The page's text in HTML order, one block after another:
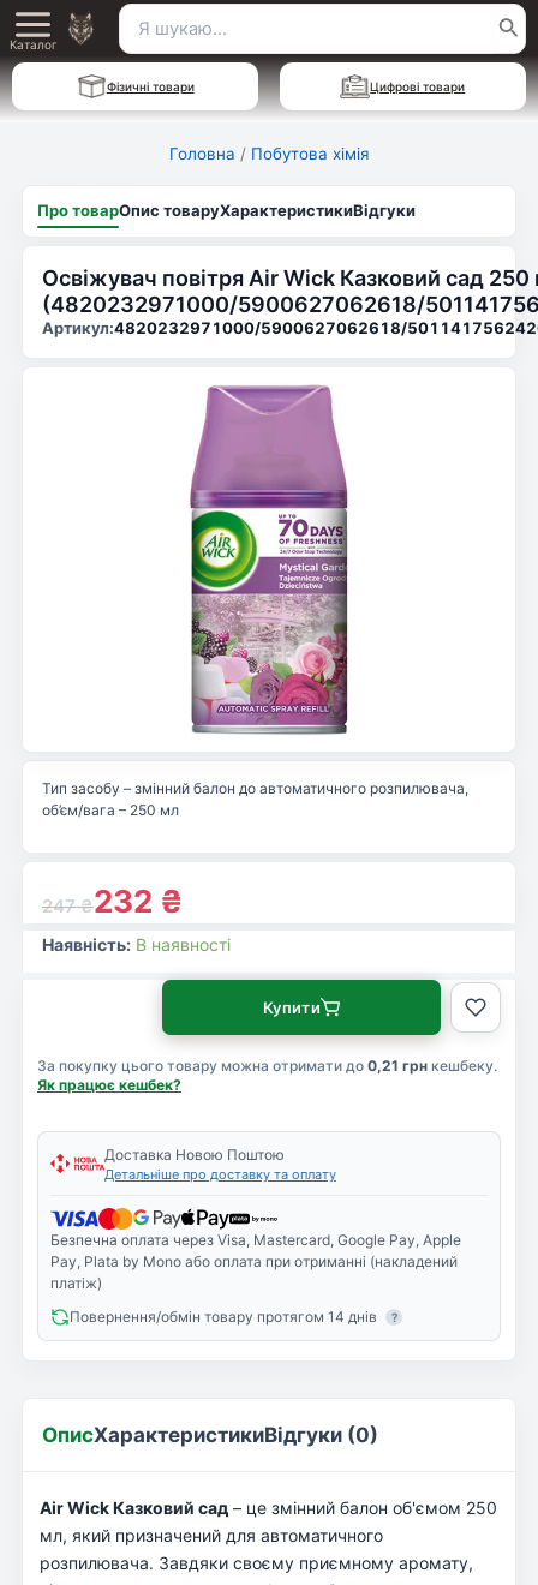
Перейти
до
вмісту
Main
Menu
Каталог
Пошук
для:
Фізичні товари Цифрові товари
Головна / Побутова хімія
Про товарОпис товаруХарактеристикиВідгуки
Освіжувач повітря Air Wick Казковий сад 250
(4820232971000/5900627062618/
Артикул:4820232971000/5900627062618/
247₴232 ₴
Тип засобу – змінний балон до автоматичного розпилювача,
об’єм/вага – 250 мл
Наявність: В наявності
За покупку цього товару можна отримати до 0,21 грн кешбеку.
Як працює кешбек?
Купити
Доставка Новою Поштою
Детальніше про доставку та оплату
Безпечна оплата через Visa, Mastercard, Google Pay, Apple
Pay, Plata by Mono або оплата при отриманні (накладений
платіж)
Повернення/обмін товару протягом 14 днів
?
ОписХарактеристикиВідгуки (0)
Air Wick Казковий сад – це змінний балон об'ємом 250
мл, який призначений для автоматичного
розпилювача. Завдяки своєму приємному аромату,